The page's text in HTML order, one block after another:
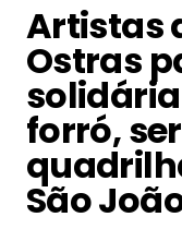
Artistas
Ostras
forró,
São